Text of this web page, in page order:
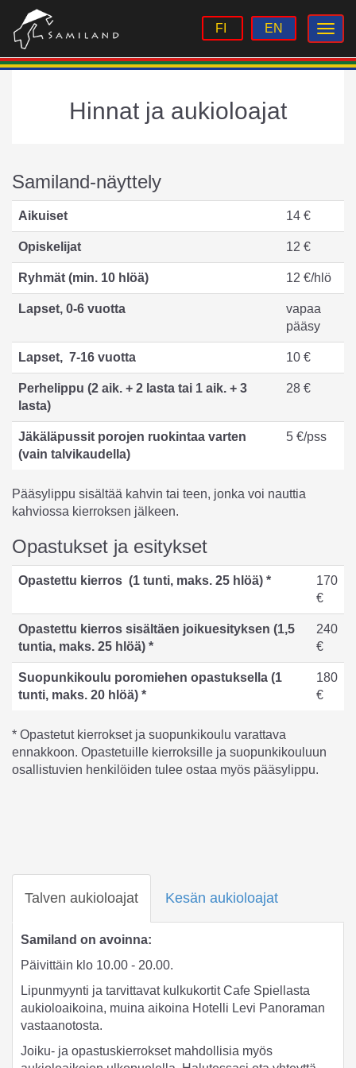
FI EN
Hinnat ja aukioloajat
Samiland-näyttely
Aikuiset 14 €
Opiskelijat 12 €
Ryhmät (min. 10 hlöä) 12 €/hlö
Lapset, 0-6 vuotta
vapaa
pääsy
Lapset, 7-16 vuotta 10 €
Perhelippu (2 aik. + 2 lasta tai 1 aik. + 3
lasta)
28 €
Jäkäläpussit porojen ruokintaa varten
(vain talvikaudella)
5 €/pss
Pääsylippu sisältää kahvin tai teen, jonka voi nauttia
kahviossa kierroksen jälkeen.
Opastukset ja esitykset
Opastettu kierros (1 tunti, maks. 25 hlöä) *
170
€
Opastettu kierros sisältäen joikuesityksen (1,5
tuntia, maks. 25 hlöä) *
240
€
Suopunkikoulu poromiehen opastuksella (1
tunti, maks. 20 hlöä) *
180
€
* Opastetut kierrokset ja suopunkikoulu varattava
ennakkoon. Opastetuille kierroksille ja suopunkikouluun
osallistuvien henkilöiden tulee ostaa myös pääsylippu.
Talven aukioloajat Kesän aukioloajat
Samiland on avoinna:
Päivittäin klo 10.00 - 20.00.
Lipunmyynti ja tarvittavat kulkukortit Cafe Spiellasta
aukioloaikoina, muina aikoina Hotelli Levi Panoraman
vastaanotosta.
Joiku- ja opastuskierrokset mahdollisia myös